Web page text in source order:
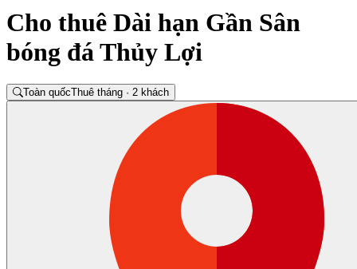
Cho thuê Dài hạn Gần Sân
bóng đá Thủy Lợi
Toàn quốcThuê tháng · 2 khách